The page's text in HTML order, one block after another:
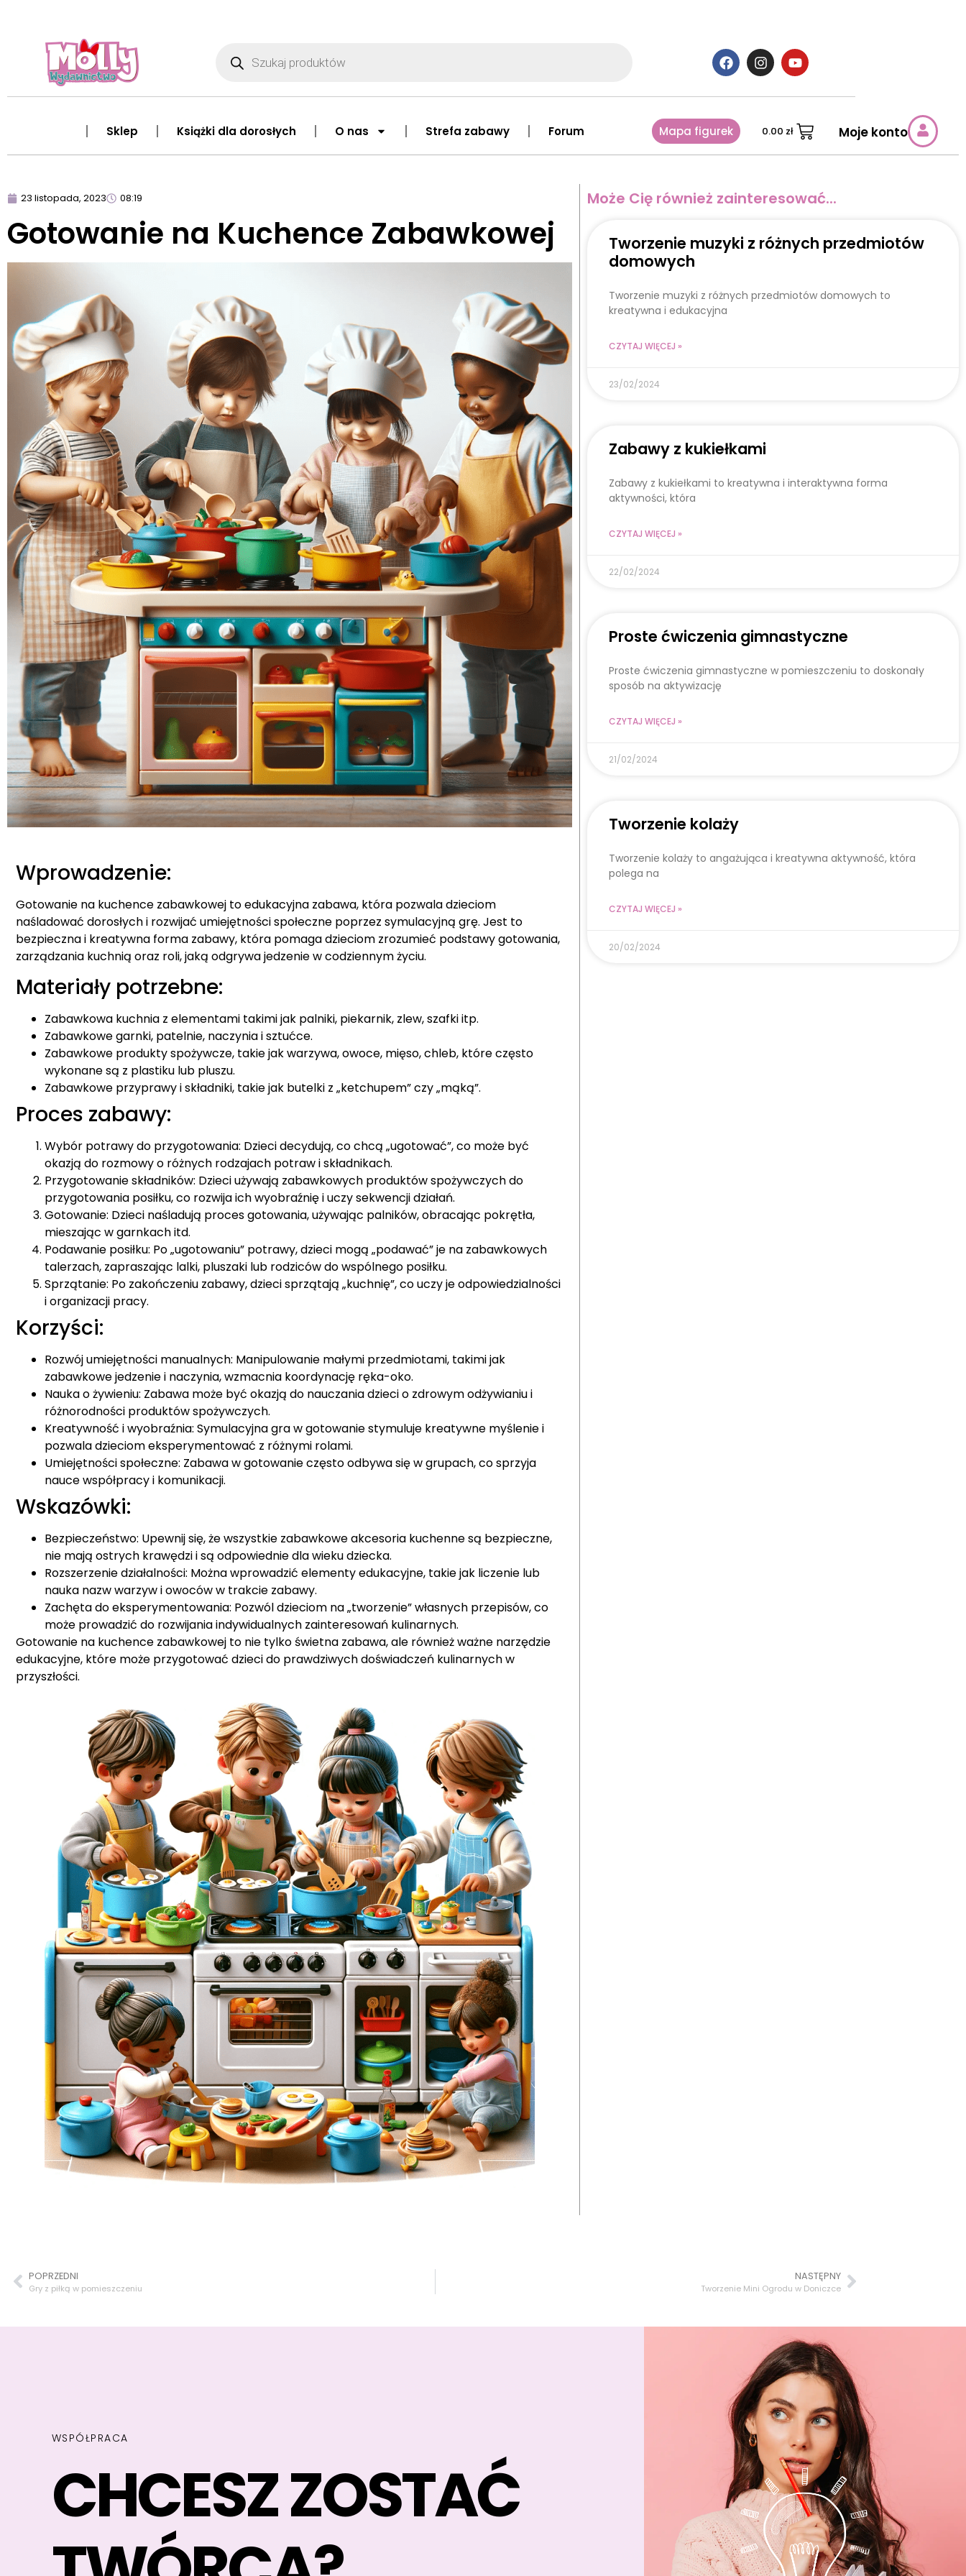
Sklep Książki dla dorosłych O nas Strefa zabawy Forum Mapa figurek 0.00 zł Moje konto
23 listopada, 2023 08:19
Gotowanie na Kuchence Zabawkowej
Wprowadzenie:
Gotowanie na kuchence zabawkowej to edukacyjna zabawa, która pozwala dzieciom
naśladować dorosłych i rozwijać umiejętności społeczne poprzez symulacyjną grę. Jest to
bezpieczna i kreatywna forma zabawy, która pomaga dzieciom zrozumieć podstawy gotowania,
zarządzania kuchnią oraz roli, jaką odgrywa jedzenie w codziennym życiu.
Materiały potrzebne:
Zabawkowa kuchnia z elementami takimi jak palniki, piekarnik, zlew, szafki itp.
Zabawkowe garnki, patelnie, naczynia i sztućce.
Zabawkowe produkty spożywcze, takie jak warzywa, owoce, mięso, chleb, które często
wykonane są z plastiku lub pluszu.
Zabawkowe przyprawy i składniki, takie jak butelki z „ketchupem” czy „mąką”.
Proces zabawy:
Wybór potrawy do przygotowania: Dzieci decydują, co chcą „ugotować”, co może być
okazją do rozmowy o różnych rodzajach potraw i składnikach.
Przygotowanie składników: Dzieci używają zabawkowych produktów spożywczych do
przygotowania posiłku, co rozwija ich wyobraźnię i uczy sekwencji działań.
Gotowanie: Dzieci naśladują proces gotowania, używając palników, obracając pokrętła,
mieszając w garnkach itd.
Podawanie posiłku: Po „ugotowaniu” potrawy, dzieci mogą „podawać” je na zabawkowych
talerzach, zapraszając lalki, pluszaki lub rodziców do wspólnego posiłku.
Sprzątanie: Po zakończeniu zabawy, dzieci sprzątają „kuchnię”, co uczy je odpowiedzialności
i organizacji pracy.
Korzyści:
Rozwój umiejętności manualnych: Manipulowanie małymi przedmiotami, takimi jak
zabawkowe jedzenie i naczynia, wzmacnia koordynację ręka-oko.
Nauka o żywieniu: Zabawa może być okazją do nauczania dzieci o zdrowym odżywianiu i
różnorodności produktów spożywczych.
Kreatywność i wyobraźnia: Symulacyjna gra w gotowanie stymuluje kreatywne myślenie i
pozwala dzieciom eksperymentować z różnymi rolami.
Umiejętności społeczne: Zabawa w gotowanie często odbywa się w grupach, co sprzyja
nauce współpracy i komunikacji.
Wskazówki:
Bezpieczeństwo: Upewnij się, że wszystkie zabawkowe akcesoria kuchenne są bezpieczne,
nie mają ostrych krawędzi i są odpowiednie dla wieku dziecka.
Rozszerzenie działalności: Można wprowadzić elementy edukacyjne, takie jak liczenie lub
nauka nazw warzyw i owoców w trakcie zabawy.
Zachęta do eksperymentowania: Pozwól dzieciom na „tworzenie” własnych przepisów, co
może prowadzić do rozwijania indywidualnych zainteresowań kulinarnych.
Gotowanie na kuchence zabawkowej to nie tylko świetna zabawa, ale również ważne narzędzie
edukacyjne, które może przygotować dzieci do prawdziwych doświadczeń kulinarnych w
przyszłości.
Może Cię również zainteresować...
Tworzenie muzyki z różnych przedmiotów
domowych
Tworzenie muzyki z różnych przedmiotów domowych to
kreatywna i edukacyjna
CZYTAJ WIĘCEJ »
23/02/2024
Zabawy z kukiełkami
Zabawy z kukiełkami to kreatywna i interaktywna forma
aktywności, która
CZYTAJ WIĘCEJ »
22/02/2024
Proste ćwiczenia gimnastyczne
Proste ćwiczenia gimnastyczne w pomieszczeniu to doskonały
sposób na aktywizację
CZYTAJ WIĘCEJ »
21/02/2024
Tworzenie kolaży
Tworzenie kolaży to angażująca i kreatywna aktywność, która
polega na
CZYTAJ WIĘCEJ »
20/02/2024
POPRZEDNI
Gry z piłką w pomieszczeniu
NASTĘPNY
Tworzenie Mini Ogrodu w Doniczce
WSPÓŁPRACA
CHCESZ ZOSTAĆ